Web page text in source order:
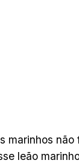
marinhos
leão